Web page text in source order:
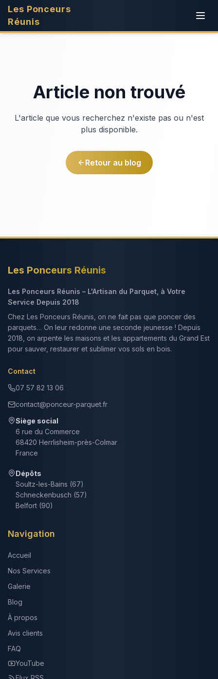
Les Ponceurs
Réunis
Article non trouvé
L'article que vous recherchez n'existe pas ou n'est
plus disponible.
Retour au blog
Les Ponceurs Réunis
Les Ponceurs Réunis – L'Artisan du Parquet, à Votre
Service Depuis 2018
Chez Les Ponceurs Réunis, on ne fait pas que poncer des
parquets… On leur redonne une seconde jeunesse ! Depuis
2018, on arpente les maisons et les appartements du Grand Est
pour sauver, restaurer et sublimer vos sols en bois.
Contact
07 57 82 13 06
contact@ponceur-parquet.fr
Siège social
6 rue du Commerce
68420 Herrlisheim-près-Colmar
France
Dépôts
Soultz-les-Bains (67)
Schneckenbusch (57)
Belfort (90)
Navigation
Accueil
Nos Services
Galerie
Blog
À propos
Avis clients
FAQ
YouTube